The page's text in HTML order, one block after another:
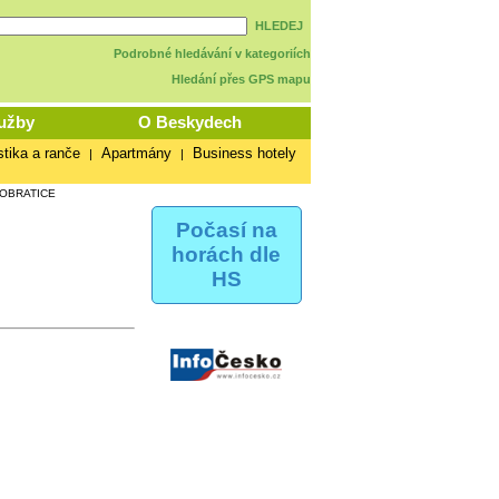
HLEDEJ
Podrobné hledávání v kategoriích
Hledání přes GPS mapu
O Beskydech
a ranče | Apartmány | Business hotely
Počasí na
horách dle
HS